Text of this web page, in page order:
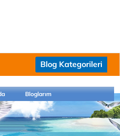
Blog Kategorileri
Bloglarım